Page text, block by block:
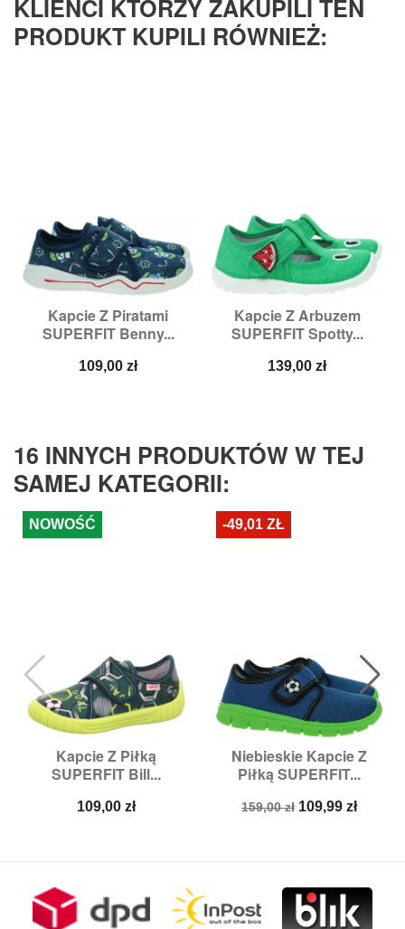
KLIENCI KTÓRZY ZAKUPILI TEN
PRODUKT KUPILI RÓWNIEŻ:
Kapcie Z Piratami
SUPERFIT Benny...
Cena
109,00 zł
Kapcie Z Arbuzem
SUPERFIT Spotty...
Cena
139,00 zł
16 INNYCH PRODUKTÓW W TEJ
SAMEJ KATEGORII:
Kapcie Z Piłką
SUPERFIT Bill...
Cena
109,00 zł
NOWOŚĆ
Niebieskie Kapcie Z
Piłką SUPERFIT...
Cena
159,00 zł Cena
109,99 zł
-49,01 ZŁ